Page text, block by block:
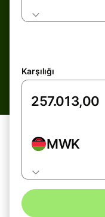
Karşılığı
MWK